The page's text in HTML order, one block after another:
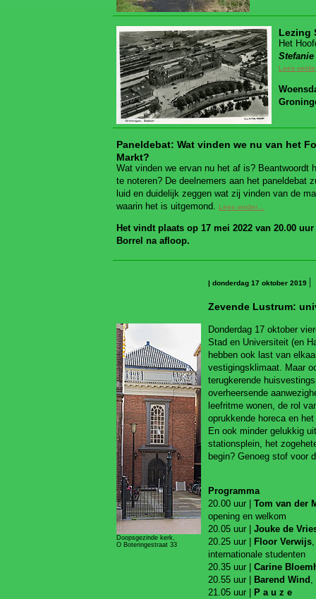
Lezing
Het
Stefanie
Lees
Paneldebat: Wat vinden we nu van het
Markt?
Wat vinden we ervan nu het af is?
te noteren? De deelnemers aan het paneldebat
luid en duidelijk zeggen wat zij vinden van de
waarin het is uitgemond. Lees verder…
Het vindt plaats op 17 mei 2022 van 20.00
Borrel na afloop.
Doopsgezinde kerk,
O Boteringestraat 33
| donderdag 17 oktober 2019
Zevende Lustrum:
Donderdag 17 oktober
Stad en Universiteit (en
hebben ook last van
vestigingsklimaat. Maar
terugkerende
overheersende
leefritme wonen, de rol
oprukkende horeca en
En ook minder gelukkig
stationsplein, het
begin? Genoeg stof voor
Programma
20.00 uur | Tom van der
opening en welkom
20.05 uur | Jouke de
20.25 uur |
Floor Verwijs
internationale studenten
20.35 uur | Carine
20.55 uur |
Barend Wind ,
21.05 uur |
P a u z e